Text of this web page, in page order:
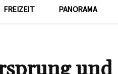
FREIZEIT PANORAMA